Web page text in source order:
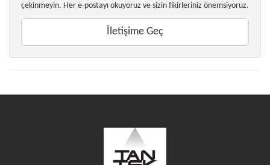
çekinmeyin. Her e-postayı okuyoruz ve sizin fikirleriniz önemsiyoruz.
İletişime Geç